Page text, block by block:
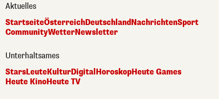
Aktuelles
StartseiteÖsterreichDeutschlandNachrichtenSport
CommunityWetterNewsletter
Unterhaltsames
StarsLeuteKulturDigitalHoroskopHeute Games
Heute KinoHeute TV